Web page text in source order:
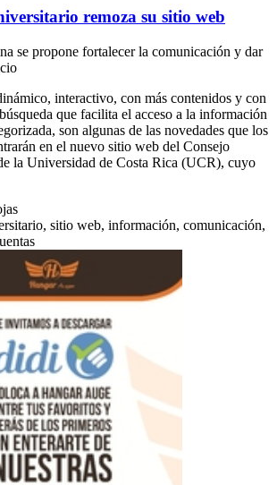
remoza su sitio web
se propone fortalecer la comunicación y dar
interactivo, con más contenidos y con
que facilita el acceso a la información
son algunas de las novedades que los
en el nuevo sitio web del Consejo
la Universidad de Costa Rica (UCR), cuyo
sitio web, información, comunicación,